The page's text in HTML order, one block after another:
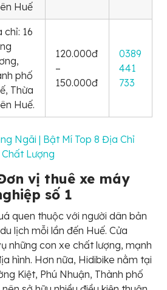
Huế
chỉ: 16
phố
Thừa
Huế.
120.000đ
–
150.000đ
0389
441
733
Ngãi | Bật Mí Top 8 Địa Chỉ
Lượng
vị thuê xe máy
số 1
quen thuộc với người dân bản
lịch mỗi lần đến Huế. Cửa
những con xe chất lượng, mạnh
hình. Hơn nữa, Hidibike nằm tại
Kiệt, Phú Nhuận, Thành phố